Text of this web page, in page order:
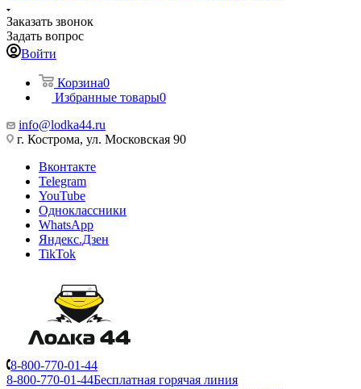
Заказать звонок
Задать вопрос
Войти
Корзина0
Избранные товары0
info@lodka44.ru
г. Кострома, ул. Московская 90
Вконтакте
Telegram
YouTube
Одноклассники
WhatsApp
Яндекс.Дзен
TikTok
8-800-770-01-44
8-800-770-01-44Бесплатная горячая линия